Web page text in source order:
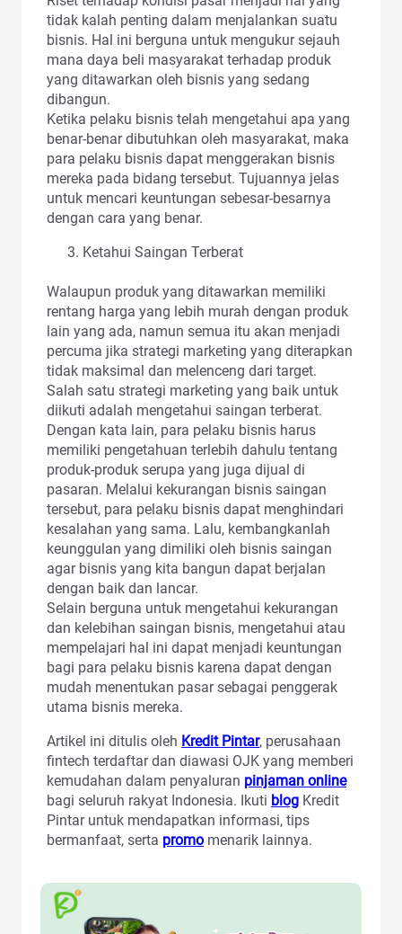
tidak kalah penting dalam menjalankan suatu
bisnis. Hal ini berguna untuk mengukur sejauh
mana daya beli masyarakat terhadap produk
yang ditawarkan oleh bisnis yang sedang
dibangun.
Ketika pelaku bisnis telah mengetahui apa yang
benar-benar dibutuhkan oleh masyarakat, maka
para pelaku bisnis dapat menggerakan bisnis
mereka pada bidang tersebut. Tujuannya jelas
untuk mencari keuntungan sebesar-besarnya
dengan cara yang benar.
Ketahui Saingan Terberat
Walaupun produk yang ditawarkan memiliki
rentang harga yang lebih murah dengan produk
lain yang ada, namun semua itu akan menjadi
percuma jika strategi marketing yang diterapkan
tidak maksimal dan melenceng dari target.
Salah satu strategi marketing yang baik untuk
diikuti adalah mengetahui saingan terberat.
Dengan kata lain, para pelaku bisnis harus
memiliki pengetahuan terlebih dahulu tentang
produk-produk serupa yang juga dijual di
pasaran. Melalui kekurangan bisnis saingan
tersebut, para pelaku bisnis dapat menghindari
kesalahan yang sama. Lalu, kembangkanlah
keunggulan yang dimiliki oleh bisnis saingan
agar bisnis yang kita bangun dapat berjalan
dengan baik dan lancar.
Selain berguna untuk mengetahui kekurangan
dan kelebihan saingan bisnis, mengetahui atau
mempelajari hal ini dapat menjadi keuntungan
bagi para pelaku bisnis karena dapat dengan
mudah menentukan pasar sebagai penggerak
utama bisnis mereka.
Artikel ini ditulis oleh Kredit Pintar, perusahaan
fintech terdaftar dan diawasi OJK yang memberi
kemudahan dalam penyaluran pinjaman online
bagi seluruh rakyat Indonesia. Ikuti blog Kredit
Pintar untuk mendapatkan informasi, tips
bermanfaat, serta promo menarik lainnya.